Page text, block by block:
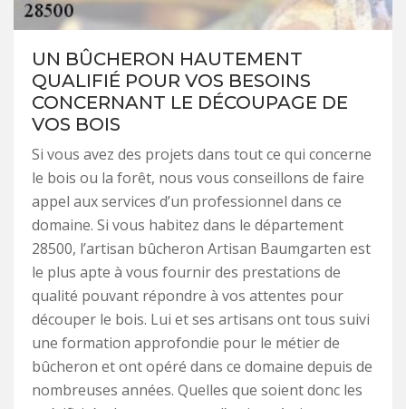
UN BÛCHERON HAUTEMENT
QUALIFIÉ POUR VOS BESOINS
CONCERNANT LE DÉCOUPAGE DE
VOS BOIS
Si vous avez des projets dans tout ce qui concerne
le bois ou la forêt, nous vous conseillons de faire
appel aux services d’un professionnel dans ce
domaine. Si vous habitez dans le département
28500, l’artisan bûcheron Artisan Baumgarten est
le plus apte à vous fournir des prestations de
qualité pouvant répondre à vos attentes pour
découper le bois. Lui et ses artisans ont tous suivi
une formation approfondie pour le métier de
bûcheron et ont opéré dans ce domaine depuis de
nombreuses années. Quelles que soient donc les